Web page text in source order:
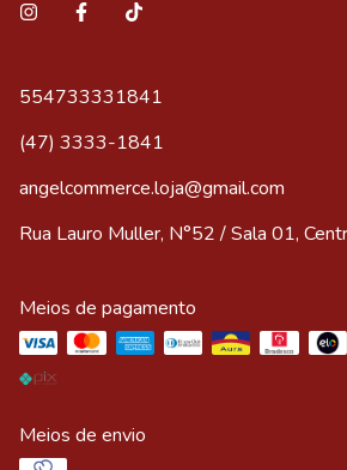
554733331841
(47) 3333-1841
angelcommerce.loja@gmail.com
Rua Lauro Muller, N°52 / Sala 01,
Meios de pagamento
Meios de envio